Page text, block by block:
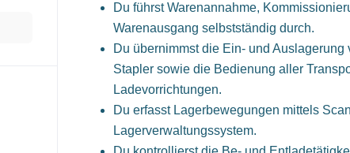
Du führst Warenannahme,
Warenausgang selbstständig durch.
Du übernimmst die Ein- und Auslagerung
Stapler sowie die Bedienung aller
Ladevorrichtungen.
Du erfasst Lagerbewegungen mittels
Lagerverwaltungssystem.